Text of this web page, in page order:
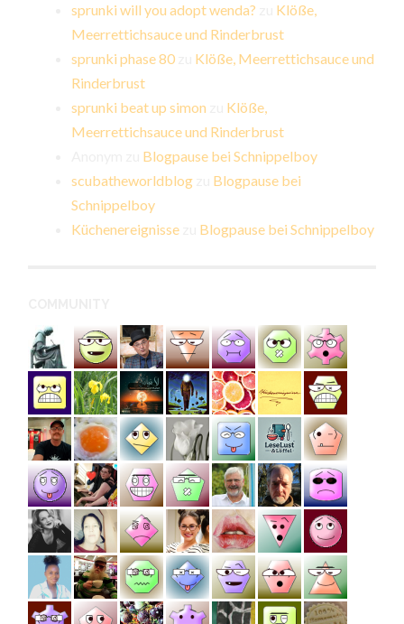
sprunki will you adopt wenda?
Klöße,
Meerrettichsauce und Rinderbrust
sprunki phase 80
Klöße, Meerrettichsauce und
Rinderbrust
sprunki beat up simon
Klöße,
Meerrettichsauce und Rinderbrust
Blogpause bei Schnippelboy
scubatheworldblog
Blogpause bei
Schnippelboy
Küchenereignisse
Blogpause bei Schnippelboy